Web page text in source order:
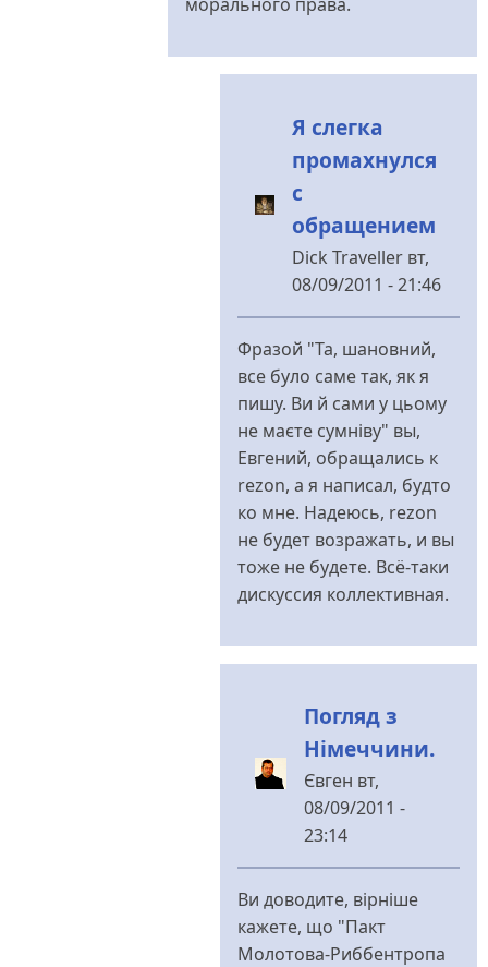
Я слегка
промахнулся
с
обращением
Dick Travellerвт,
08/09/2011 - 21:46
У
відповідь
В
очень
нехороший
пост
Dick
Traveller
Фразой "Та, шановний,
все було саме так, як я
пишу. Ви й сами у цьому
не маєте сумніву" вы,
Евгений, обращались к
rezon, а я написал, будто
ко мне. Надеюсь, rezon
не будет возражать, и вы
тоже не будете. Всё-таки
дискуссия коллективная.
Погляд з
Німеччини.
Євген вт,
08/09/2011 -
23:14
У
відповідь
до
Ви доводите, вірніше
кажете, що "Пакт
Молотова-Риббентропа